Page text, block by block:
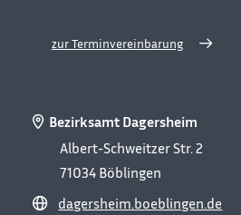
zur Terminvereinbarung
Bezirksamt Dagersheim
Albert-Schweitzer Str. 2
71034 Böblingen
dagersheim.boeblingen.de